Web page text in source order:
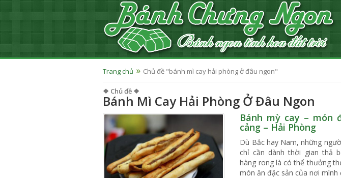
Trang chủ Chủ đề "bánh mì cay hải phòng ở đâu ngon"
❖ Chủ đề ❖
Bánh Mì Cay Hải Phòng Ở Đâu Ngon
Bánh mỳ cay – món
cảng – Hải Phòng
Dù Bắc hay Nam, những
chỉ cần dành thời gian thả
hàng rong là có thể thưởng
món ăn đặc sản của nơi mình